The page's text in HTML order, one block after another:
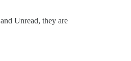
Unread, they are